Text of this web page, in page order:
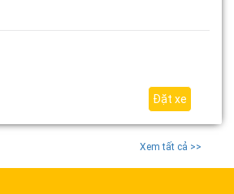
Đặt xe
Xem tất cả >>